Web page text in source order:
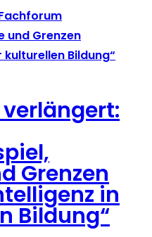
Grenzen
in
Bildung“